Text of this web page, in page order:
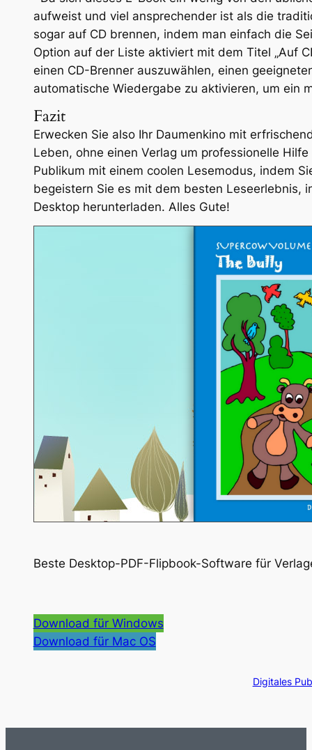
aufweist und viel ansprechender ist als die
sogar auf CD brennen, indem man einfach die
Option auf der Liste aktiviert mit dem Titel „Auf
einen CD-Brenner auszuwählen, einen
automatische Wiedergabe zu aktivieren, um ein
Fazit
Erwecken Sie also Ihr Daumenkino mit
Leben, ohne einen Verlag um professionelle
Publikum mit einem coolen Lesemodus, indem
begeistern Sie es mit dem besten Leseerlebnis,
Desktop herunterladen. Alles Gute!
Beste Desktop-PDF-Flipbook-Software für
Download für Windows
Download für Mac OS
Digitales